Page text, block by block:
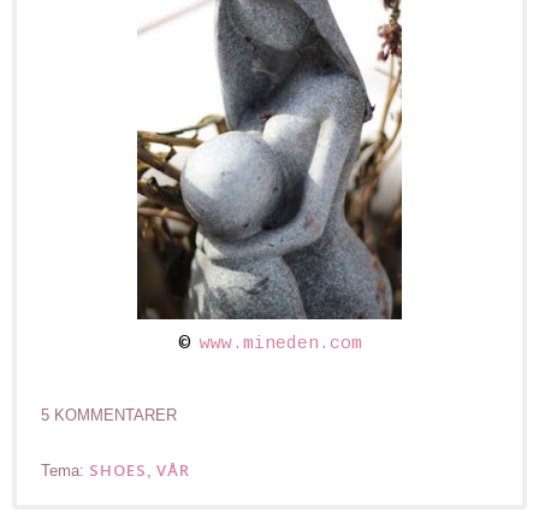
© www.mineden.com
5 KOMMENTARER
Tema: SHOES , VÅR